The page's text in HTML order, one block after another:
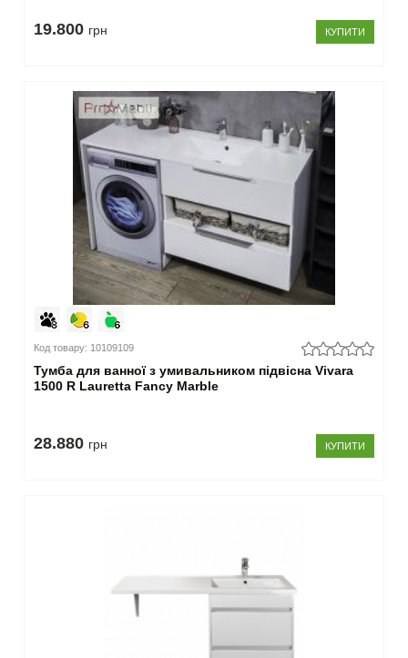
200
є
(42)
19.800 грн КУПИТИ
Код товару: 10109109
Тумба для ванної з умивальником підвісна Vivara
1500 R Lauretta Fancy Marble
28.880 грн КУПИТИ